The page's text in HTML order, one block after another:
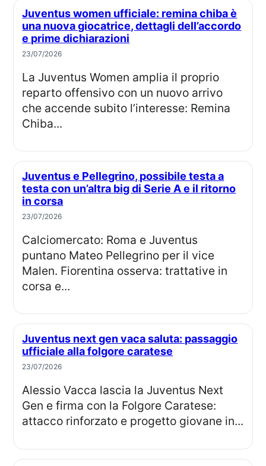
Juventus women ufficiale: remina chiba è
una nuova giocatrice, dettagli dell’accordo
e prime dichiarazioni
23/07/2026
La Juventus Women amplia il proprio
reparto offensivo con un nuovo arrivo
che accende subito l’interesse: Remina
Chiba...
Juventus e Pellegrino, possibile testa a
testa con un’altra big di Serie A e il ritorno
in corsa
23/07/2026
Calciomercato: Roma e Juventus
puntano Mateo Pellegrino per il vice
Malen. Fiorentina osserva: trattative in
corsa e...
Juventus next gen vaca saluta: passaggio
ufficiale alla folgore caratese
23/07/2026
Alessio Vacca lascia la Juventus Next
Gen e firma con la Folgore Caratese:
attacco rinforzato e progetto giovane in...